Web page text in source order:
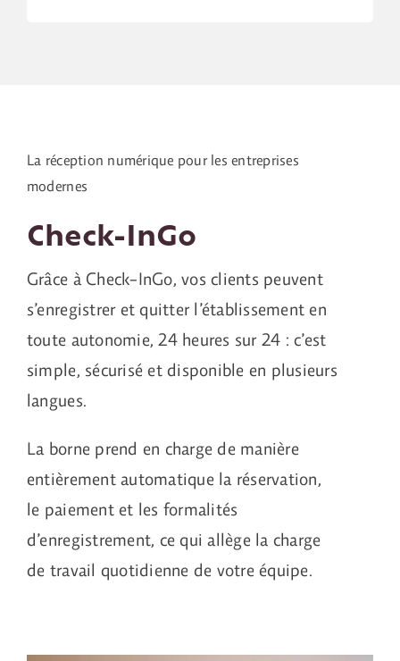
La réception numérique pour les entreprises
modernes
Check-InGo
Grâce à Check-InGo, vos clients peuvent
s’enregistrer et quitter l’établissement en
toute autonomie, 24 heures sur 24 : c’est
simple, sécurisé et disponible en plusieurs
langues.
La borne prend en charge de manière
entièrement automatique la réservation,
le paiement et les formalités
d’enregistrement, ce qui allège la charge
de travail quotidienne de votre équipe.